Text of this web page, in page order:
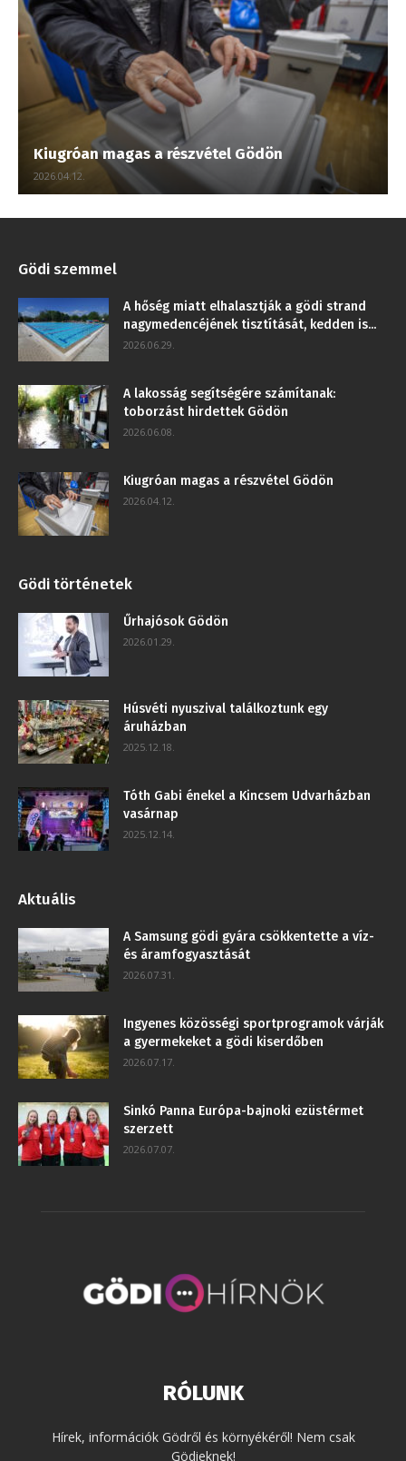
Kiugróan magas a részvétel Gödön
2026.04.12.
Gödi szemmel
A hőség miatt elhalasztják a gödi strand
nagymedencéjének tisztítását, kedden is...
2026.06.29.
A lakosság segítségére számítanak:
toborzást hirdettek Gödön
2026.06.08.
Kiugróan magas a részvétel Gödön
2026.04.12.
Gödi történetek
Űrhajósok Gödön
2026.01.29.
Húsvéti nyuszival találkoztunk egy
áruházban
2025.12.18.
Tóth Gabi énekel a Kincsem Udvarházban
vasárnap
2025.12.14.
Aktuális
A Samsung gödi gyára csökkentette a víz-
és áramfogyasztását
2026.07.31.
Ingyenes közösségi sportprogramok várják
a gyermekeket a gödi kiserdőben
2026.07.17.
Sinkó Panna Európa-bajnoki ezüstérmet
szerzett
2026.07.07.
RÓLUNK
Hírek, információk Gödről és környékéről! Nem csak
Gödieknek!